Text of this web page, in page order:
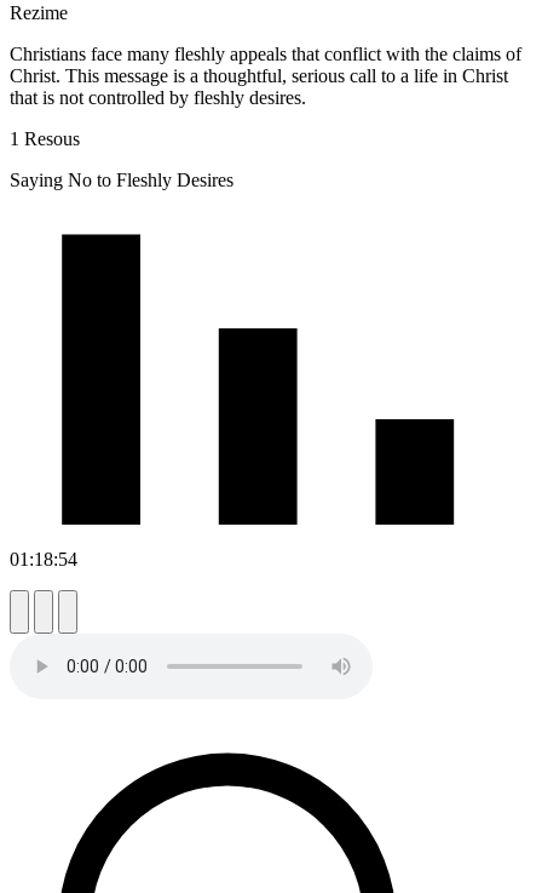
Rezime
Christians face many fleshly appeals that conflict with the claims of
Christ. This message is a thoughtful, serious call to a life in Christ
that is not controlled by fleshly desires.
1 Resous
Saying No to Fleshly Desires
01:18:54